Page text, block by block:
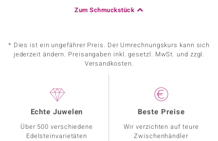
Zum Schmuckstück
* Dies ist ein ungefährer Preis. Der Umrechnungskurs kann sich
jederzeit ändern. Preisangaben inkl. gesetzl. MwSt. und zzgl.
Versandkosten.
Echte Juwelen
Über 500 verschiedene
Edelsteinvarietäten
Beste Preise
Wir verzichten auf teure
Zwischenhändler